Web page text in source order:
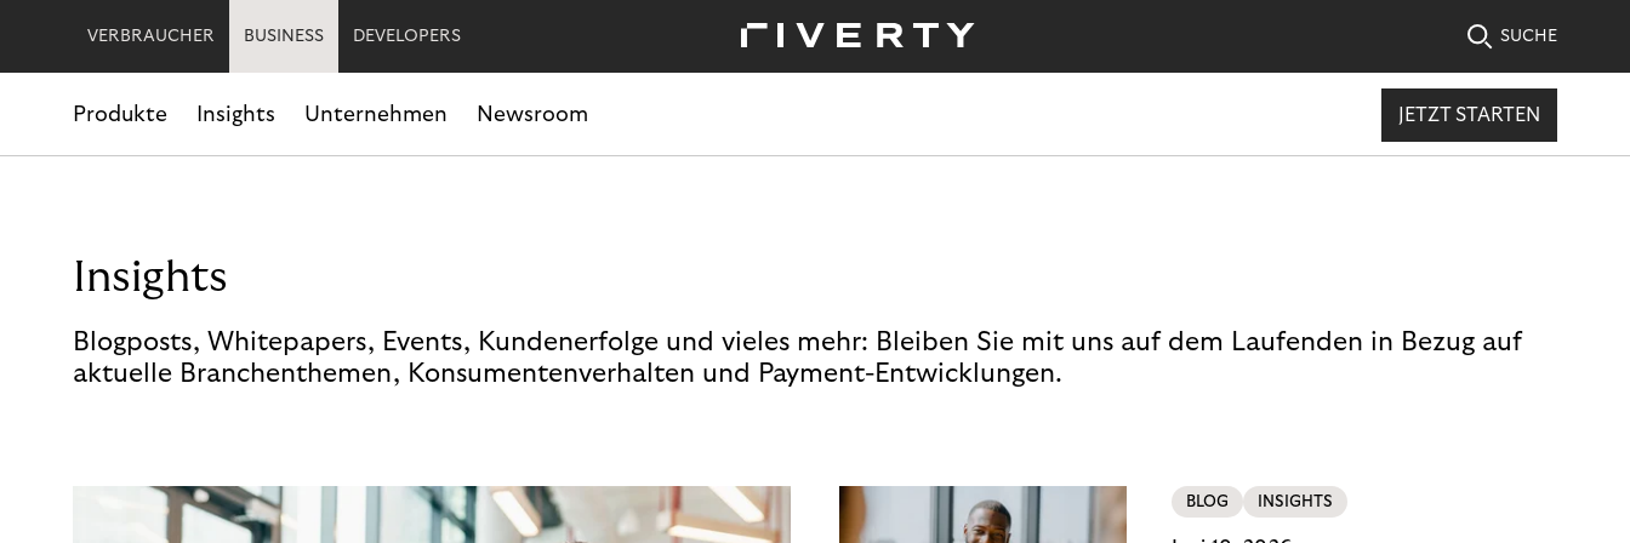
VERBRAUCHER BUSINESS DEVELOPERS SUCHE
Produkte Insights Unternehmen Newsroom JETZT STARTEN
Insights
Blogposts, Whitepapers, Events, Kundenerfolge und vieles mehr: Bleiben Sie mit uns auf dem Laufenden in Bezug auf
aktuelle Branchenthemen, Konsumentenverhalten und Payment-Entwicklungen.
BLOG INSIGHTS